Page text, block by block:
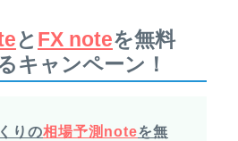
とFX noteを無料
キャンペーン！
りの相場予測noteを無